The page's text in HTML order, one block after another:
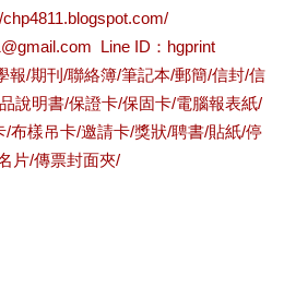
@gmail.com Line ID ： hgprint
報/期刊 /聯絡簿/筆記本/郵簡/信封/信
說明書/保證卡/保固卡/電腦報表紙/
/布樣吊卡/邀請卡/獎狀/聘書/貼紙/停
片/傳票封面夾/